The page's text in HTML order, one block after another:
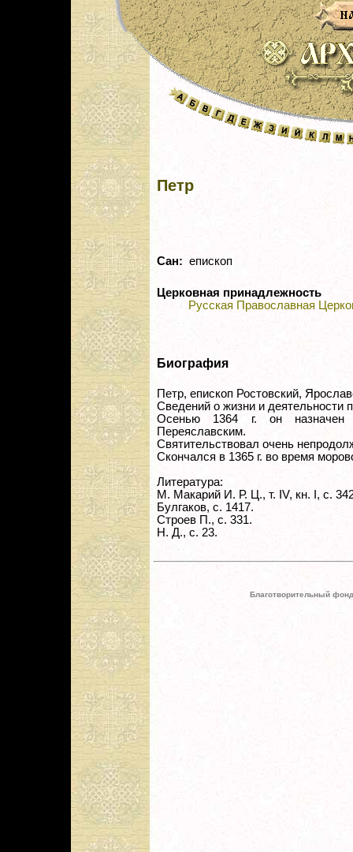
Петр
Сан: епископ
Церковная принадлежность
Русская Православная
Биография
Петр, епископ Ростовский,
Сведений о жизни и деятельности
Осенью 1364 г. он назначен
Переяславским.
Святительствовал очень
Скончался в 1365 г. во время
Литература:
М. Макарий И. Р. Ц., т. IV, кн. I, с.
Булгаков, с. 1417.
Строев П., с. 331.
Н. Д., с. 23.
Благотворительный